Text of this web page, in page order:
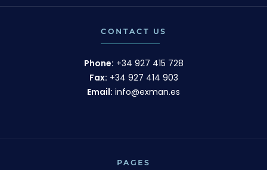
CONTACT US
Phone: +34 927 415 728
Fax: +34 927 414 903
Email: info@exman.es
PAGES